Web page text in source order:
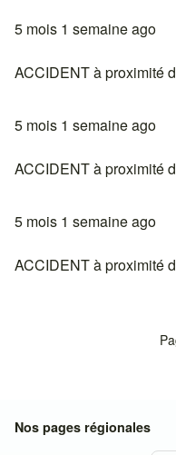
5 mois 1 semaine ago
ACCIDENT à proximité
5 mois 1 semaine ago
ACCIDENT à proximité
5 mois 1 semaine ago
ACCIDENT à proximité
Nos pages régionales